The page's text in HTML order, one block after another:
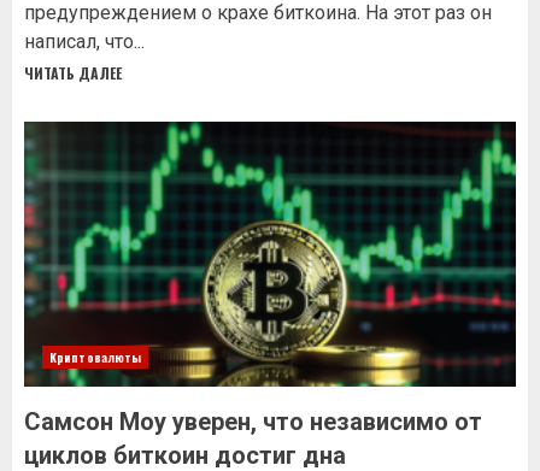
предупреждением о крахе биткоина. На этот раз он
написал, что...
ЧИТАТЬ ДАЛЕЕ
Криптовалюты
Самсон Моу уверен, что независимо от
циклов биткоин достиг дна